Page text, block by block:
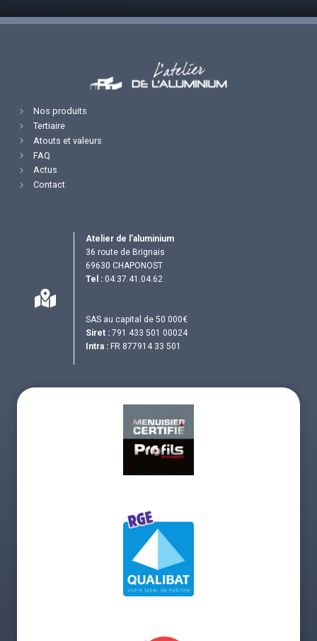
Nos produits
Tertiaire
Atouts et valeurs
FAQ
Actus
Contact
Atelier de l’aluminium
36 route de Brignais
69630 CHAPONOST
Tel : 04.37.41.04.62
SAS au capital de 50 000€
Siret : 791 433 501 00024
Intra : FR 877914 33 501